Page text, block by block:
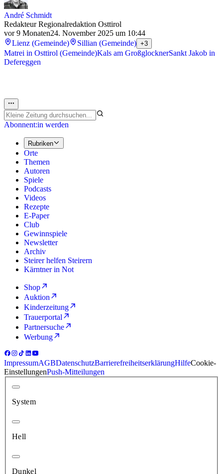
André Schmidt
Redakteur Regionalredaktion Osttirol
vor 9 Monaten24. November 2025 um 10:44
Lienz (Gemeinde)
Sillian (Gemeinde) +3
Matrei in Osttirol (Gemeinde)Kals am GroßglocknerSankt Jakob in
Defereggen
Abonnent:in werden
Rubriken
Orte
Themen
Autoren
Spiele
Podcasts
Videos
Rezepte
E-Paper
Club
Gewinnspiele
Newsletter
Archiv
Steirer helfen Steirern
Kärntner in Not
Shop
Auktion
Kinderzeitung
Trauerportal
Partnersuche
Werbung
ImpressumAGBDatenschutzBarrierefreiheitserklärungHilfeCookie-
EinstellungenPush-Mitteilungen
System
Hell
Dunkel